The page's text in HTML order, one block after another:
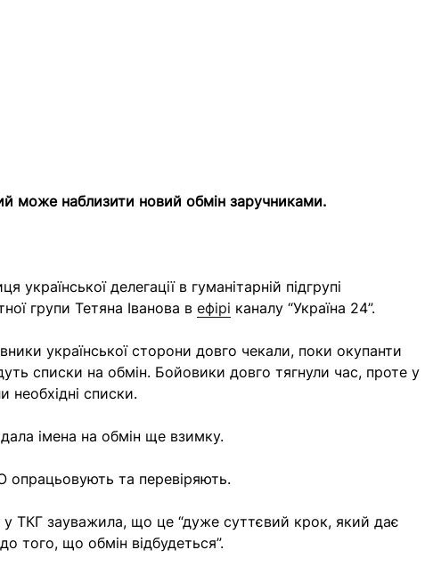
може наблизити новий обмін заручниками.
української делегації в гуманітарній підгрупі
групи Тетяна Іванова в ефірі каналу “Україна 24”.
української сторони довго чекали, поки окупанти
списки на обмін. Бойовики довго тягнули час, проте у
необхідні списки.
імена на обмін ще взимку.
опрацьовують та перевіряють.
у ТКГ зауважила, що це “дуже суттєвий крок, який дає
того, що обмін відбудеться”.